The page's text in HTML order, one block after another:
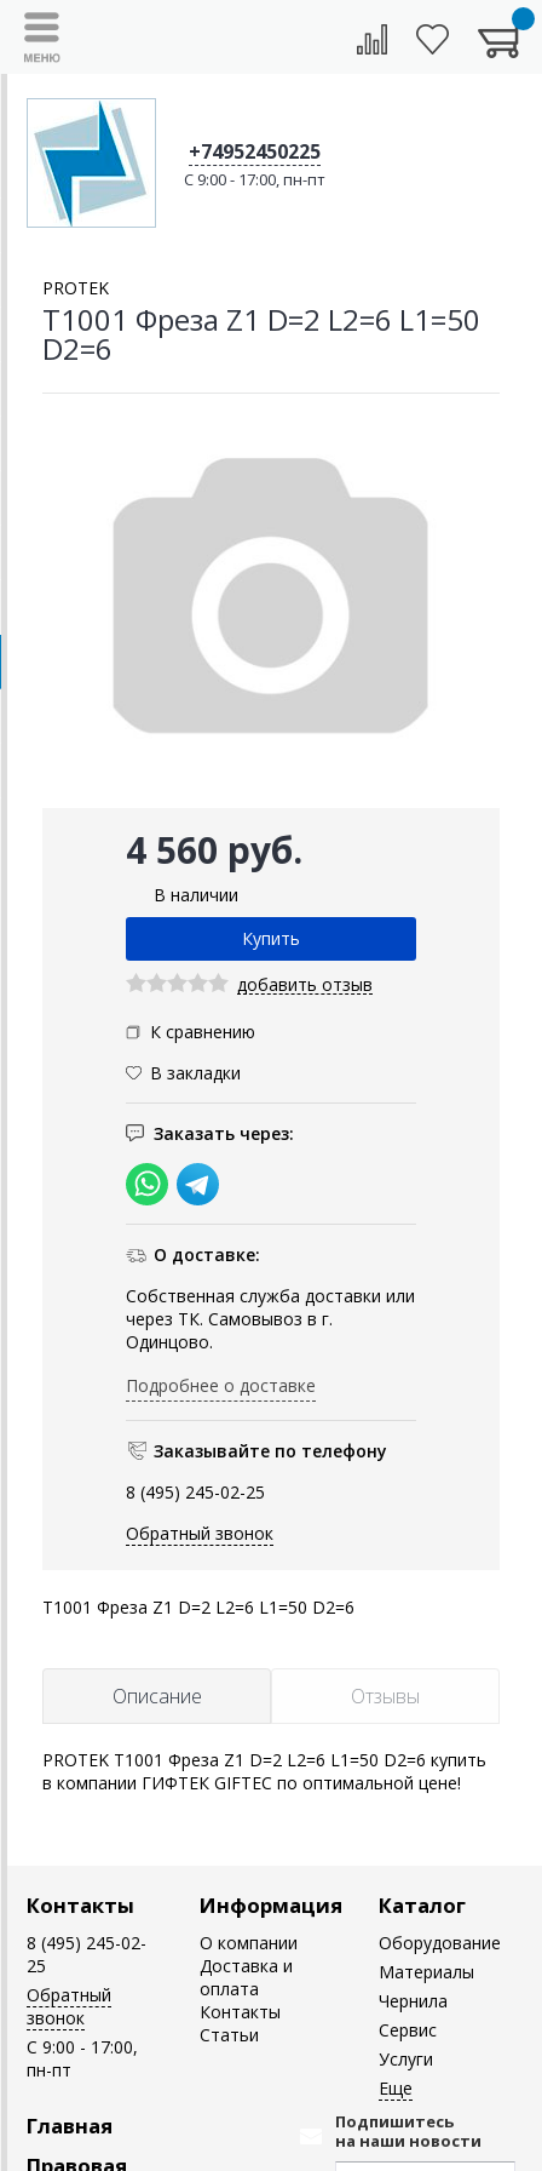
+74952450225
C 9:00 - 17:00, пн-пт
PROTEK
T1001 Фреза Z1 D=2 L2=6 L1=50
D2=6
4 560 руб.
В наличии
добавить отзыв
К сравнению
В закладки
Заказать через:
О доставке:
Собственная служба доставки или
через ТК. Самовывоз в г.
Одинцово.
Подробнее о доставке
Заказывайте по телефону
8 (495) 245-02-25
Обратный звонок
T1001 Фреза Z1 D=2 L2=6 L1=50 D2=6
Описание Отзывы
PROTEK T1001 Фреза Z1 D=2 L2=6 L1=50 D2=6 купить
в компании ГИФТЕК GIFTEC по оптимальной цене!
Контакты
8 (495) 245-02-
25
Обратный
звонок
C 9:00 - 17:00,
пн-пт
Информация
О компании
Доставка и
оплата
Контакты
Статьи
Каталог
Оборудование
Материалы
Чернила
Сервис
Услуги
Главная
Подпишитесь
на наши новости